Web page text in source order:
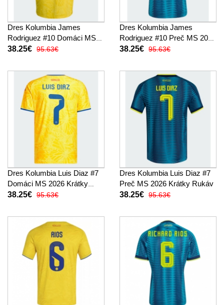
Dres Kolumbia James
Rodriguez #10 Domáci MS
2026 Krátky Rukáv
38.25€ 95.63€
Dres Kolumbia James
Rodriguez #10 Preč MS 2026
Krátky Rukáv
38.25€ 95.63€
Dres Kolumbia Luis Diaz #7
Domáci MS 2026 Krátky
Rukáv
38.25€ 95.63€
Dres Kolumbia Luis Diaz #7
Preč MS 2026 Krátky Rukáv
38.25€ 95.63€